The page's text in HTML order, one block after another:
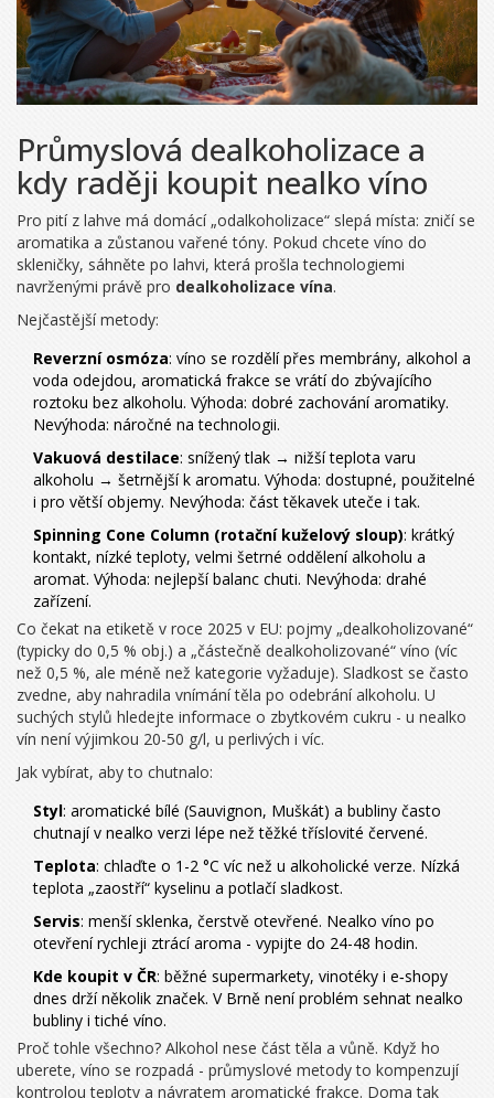
Průmyslová dealkoholizace a
kdy raději koupit nealko víno
Pro pití z lahve má domácí „odalkoholizace“ slepá místa: zničí se
aromatika a zůstanou vařené tóny. Pokud chcete víno do
skleničky, sáhněte po lahvi, která prošla technologiemi
navrženými právě pro dealkoholizace vína.
Nejčastější metody:
Reverzní osmóza: víno se rozdělí přes membrány, alkohol a
voda odejdou, aromatická frakce se vrátí do zbývajícího
roztoku bez alkoholu. Výhoda: dobré zachování aromatiky.
Nevýhoda: náročné na technologii.
Vakuová destilace: snížený tlak → nižší teplota varu
alkoholu → šetrnější k aromatu. Výhoda: dostupné, použitelné
i pro větší objemy. Nevýhoda: část těkavek uteče i tak.
Spinning Cone Column (rotační kuželový sloup): krátký
kontakt, nízké teploty, velmi šetrné oddělení alkoholu a
aromat. Výhoda: nejlepší balanc chuti. Nevýhoda: drahé
zařízení.
Co čekat na etiketě v roce 2025 v EU: pojmy „dealkoholizované“
(typicky do 0,5 % obj.) a „částečně dealkoholizované“ víno (víc
než 0,5 %, ale méně než kategorie vyžaduje). Sladkost se často
zvedne, aby nahradila vnímání těla po odebrání alkoholu. U
suchých stylů hledejte informace o zbytkovém cukru - u nealko
vín není výjimkou 20-50 g/l, u perlivých i víc.
Jak vybírat, aby to chutnalo:
Styl: aromatické bílé (Sauvignon, Muškát) a bubliny často
chutnají v nealko verzi lépe než těžké tříslovité červené.
Teplota: chlaďte o 1-2 °C víc než u alkoholické verze. Nízká
teplota „zaostří“ kyselinu a potlačí sladkost.
Servis: menší sklenka, čerstvě otevřené. Nealko víno po
otevření rychleji ztrácí aroma - vypijte do 24-48 hodin.
Kde koupit v ČR: běžné supermarkety, vinotéky i e‑shopy
dnes drží několik značek. V Brně není problém sehnat nealko
bubliny i tiché víno.
Proč tohle všechno? Alkohol nese část těla a vůně. Když ho
uberete, víno se rozpadá - průmyslové metody to kompenzují
kontrolou teploty a návratem aromatické frakce. Doma tak